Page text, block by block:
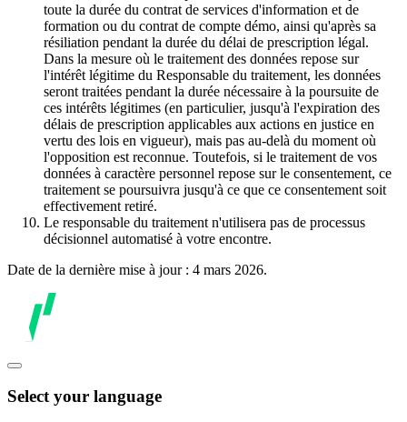
toute la durée du contrat de services d'information et de
formation ou du contrat de compte démo, ainsi qu'après sa
résiliation pendant la durée du délai de prescription légal.
Dans la mesure où le traitement des données repose sur
l'intérêt légitime du Responsable du traitement, les données
seront traitées pendant la durée nécessaire à la poursuite de
ces intérêts légitimes (en particulier, jusqu'à l'expiration des
délais de prescription applicables aux actions en justice en
vertu des lois en vigueur), mais pas au-delà du moment où
l'opposition est reconnue. Toutefois, si le traitement de vos
données à caractère personnel repose sur le consentement, ce
traitement se poursuivra jusqu'à ce que ce consentement soit
effectivement retiré.
Le responsable du traitement n'utilisera pas de processus
décisionnel automatisé à votre encontre.
Date de la dernière mise à jour : 4 mars 2026.
Select your language